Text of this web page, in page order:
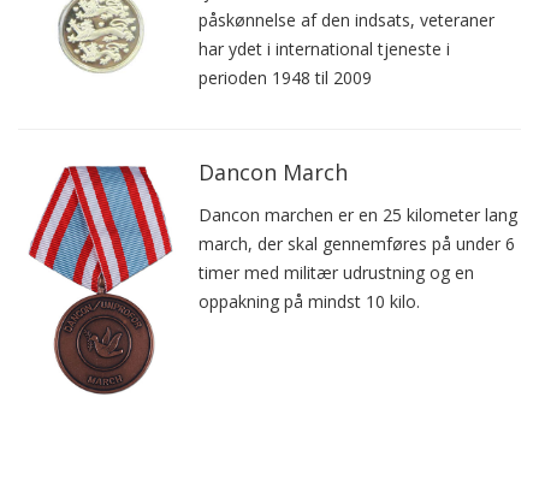
påskønnelse af den indsats, veteraner
har ydet i international tjeneste i
perioden 1948 til 2009
Dancon March
Dancon marchen er en 25 kilometer lang
march, der skal gennemføres på under 6
timer med militær udrustning og en
oppakning på mindst 10 kilo.